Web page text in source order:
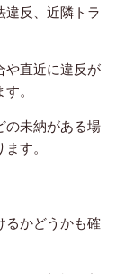
反、 近隣トラ
や直近に違反が
。
の未納がある場
す。
るかどうかも確